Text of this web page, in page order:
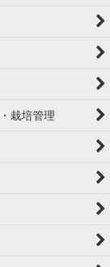
栽培管理